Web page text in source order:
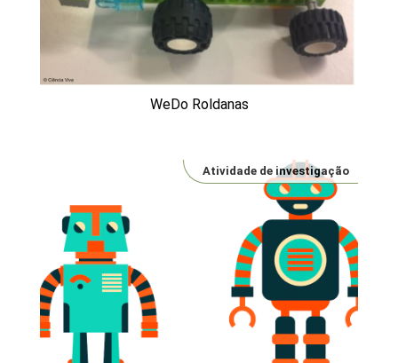
WeDo Roldanas
Atividade de investigação